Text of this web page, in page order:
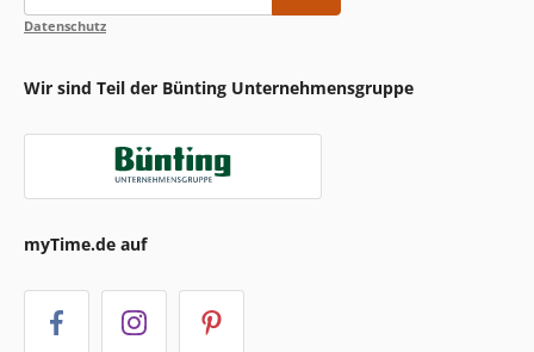
Datenschutz
Wir sind Teil der Bünting Unternehmensgruppe
myTime.de auf